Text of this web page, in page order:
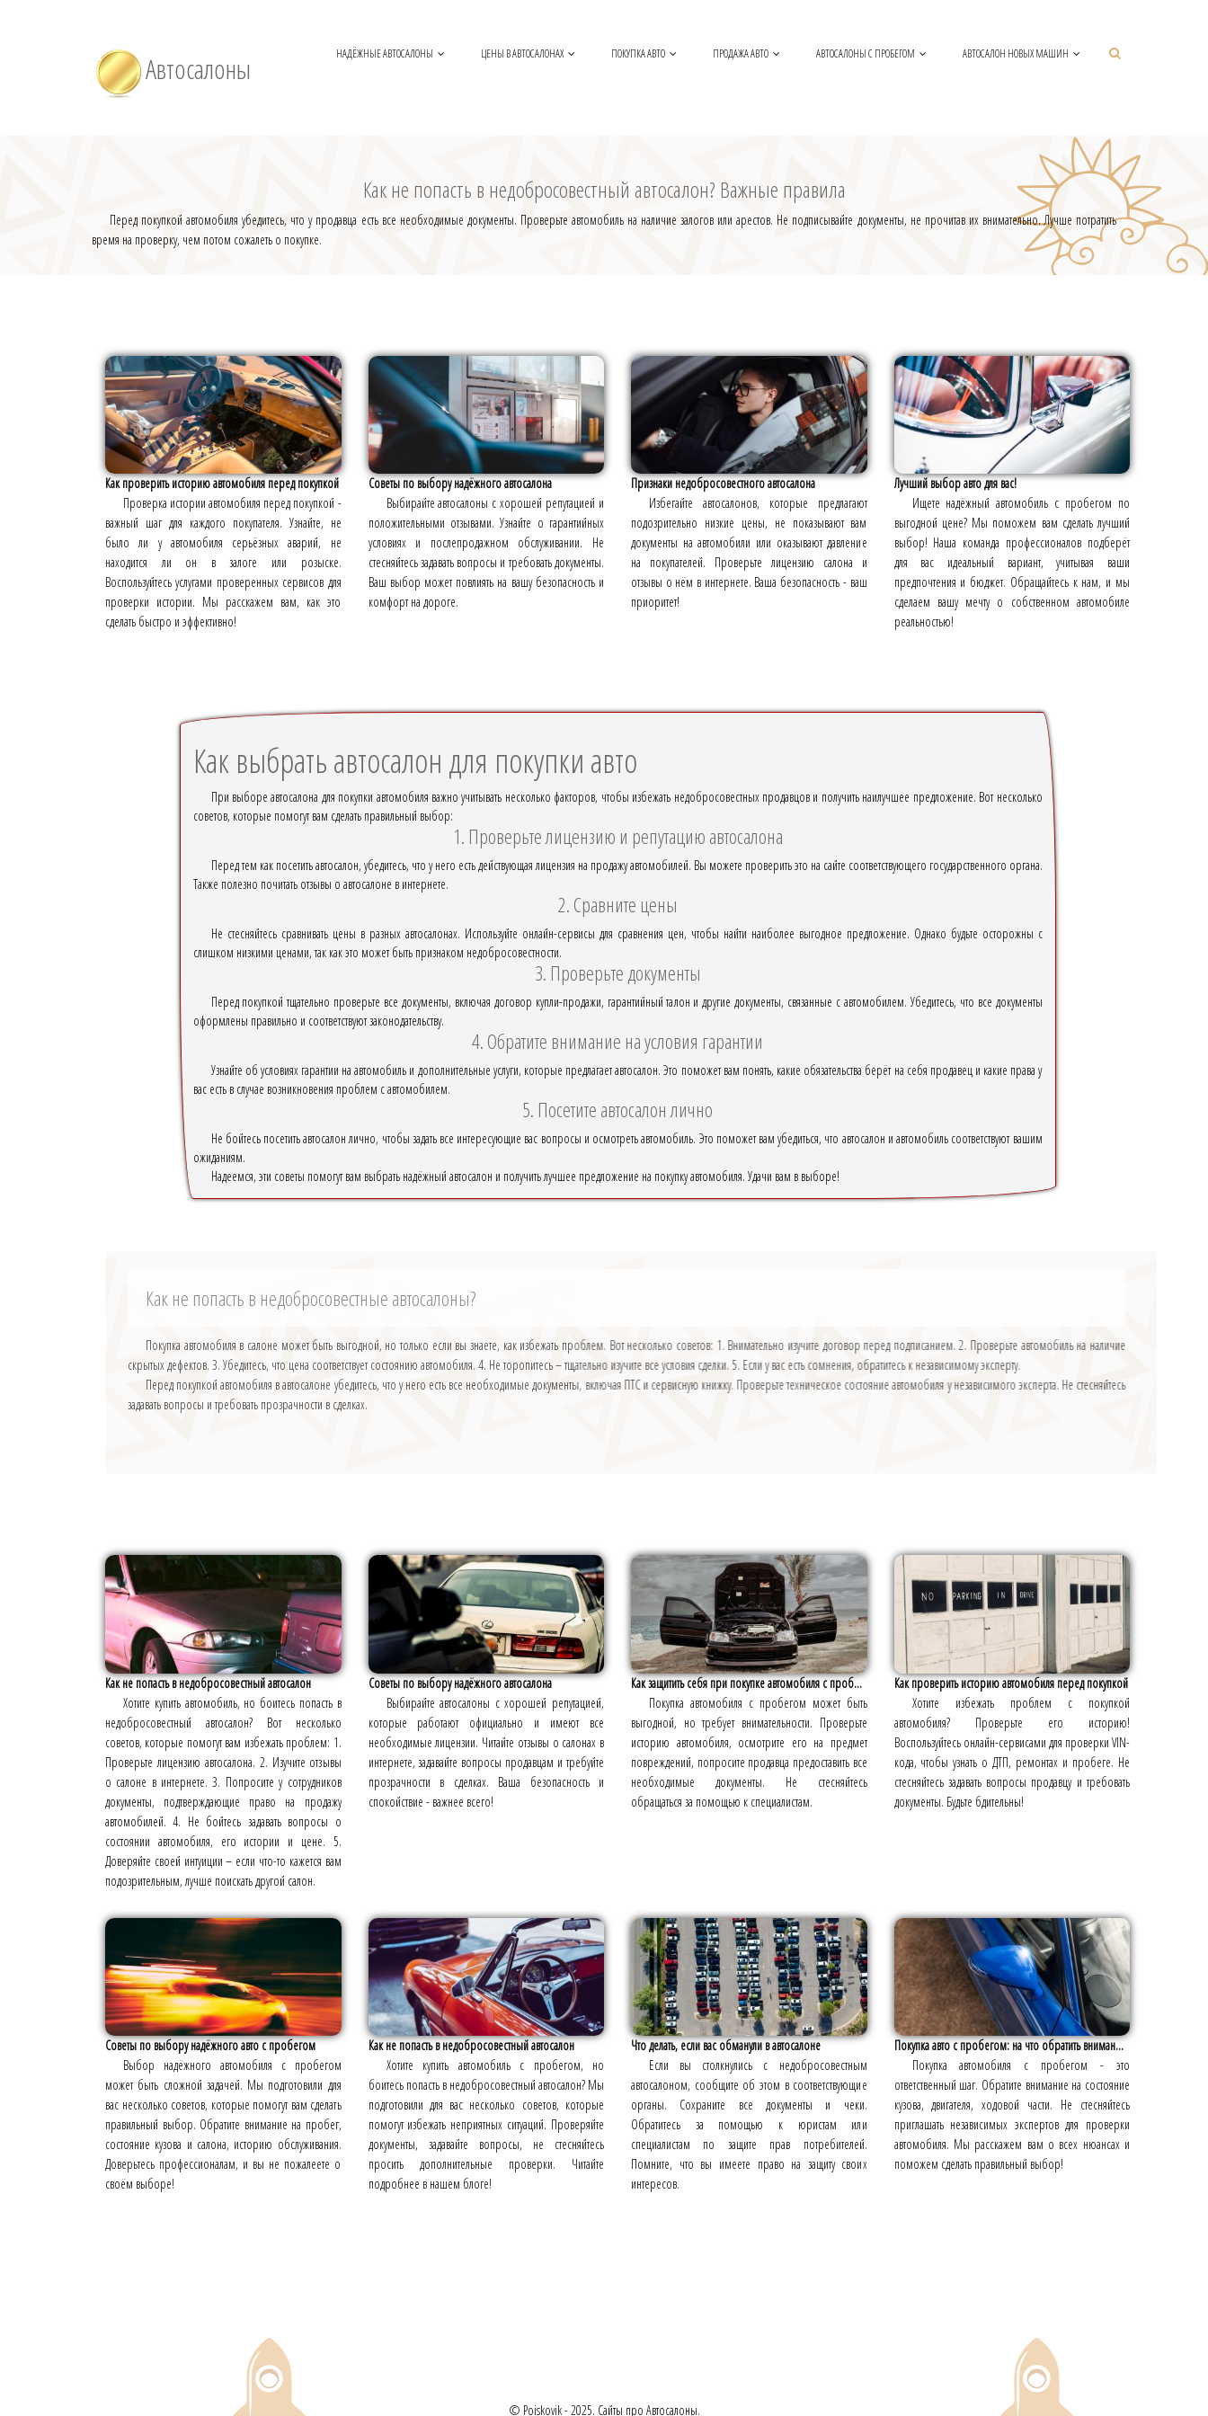
Автосалоны НАДЁЖНЫЕ АВТОСАЛОНЫ ЦЕНЫ В АВТОСАЛОНАХ ПОКУПКА АВТО ПРОДАЖА АВТО АВТОСАЛОНЫ С ПРОБЕГОМ АВТОСАЛОН НОВЫХ МАШИН
Как не попасть в недобросовестный автосалон? Важные правила
Перед покупкой автомобиля убедитесь, что у продавца есть все необходимые документы. Проверьте автомобиль на наличие залогов или арестов. Не подписывайте документы, не прочитав их внимательно. Лучше потратить
время на проверку, чем потом сожалеть о покупке.
Как проверить историю автомобиля перед покупкой
Проверка истории автомобиля перед покупкой -
важный шаг для каждого покупателя. Узнайте, не
было ли у автомобиля серьёзных аварий, не
находится ли он в залоге или розыске.
Воспользуйтесь услугами проверенных сервисов для
проверки истории. Мы расскажем вам, как это
сделать быстро и эффективно!
Советы по выбору надёжного автосалона
Выбирайте автосалоны с хорошей репутацией и
положительными отзывами. Узнайте о гарантийных
условиях и послепродажном обслуживании. Не
стесняйтесь задавать вопросы и требовать документы.
Ваш выбор может повлиять на вашу безопасность и
комфорт на дороге.
Признаки недобросовестного автосалона
Избегайте автосалонов, которые предлагают
подозрительно низкие цены, не показывают вам
документы на автомобили или оказывают давление
на покупателей. Проверьте лицензию салона и
отзывы о нём в интернете. Ваша безопасность - ваш
приоритет!
Лучший выбор авто для вас!
Ищете надёжный автомобиль с пробегом по
выгодной цене? Мы поможем вам сделать лучший
выбор! Наша команда профессионалов подберёт
для вас идеальный вариант, учитывая ваши
предпочтения и бюджет. Обращайтесь к нам, и мы
сделаем вашу мечту о собственном автомобиле
реальностью!
Как выбрать автосалон для покупки авто
При выборе автосалона для покупки автомобиля важно учитывать несколько факторов, чтобы избежать недобросовестных продавцов и получить наилучшее предложение. Вот несколько
советов, которые помогут вам сделать правильный выбор:
1. Проверьте лицензию и репутацию автосалона
Перед тем как посетить автосалон, убедитесь, что у него есть действующая лицензия на продажу автомобилей. Вы можете проверить это на сайте соответствующего государственного органа.
Также полезно почитать отзывы о автосалоне в интернете.
2. Сравните цены
Не стесняйтесь сравнивать цены в разных автосалонах. Используйте онлайн-сервисы для сравнения цен, чтобы найти наиболее выгодное предложение. Однако будьте осторожны с
слишком низкими ценами, так как это может быть признаком недобросовестности.
3. Проверьте документы
Перед покупкой тщательно проверьте все документы, включая договор купли-продажи, гарантийный талон и другие документы, связанные с автомобилем. Убедитесь, что все документы
оформлены правильно и соответствуют законодательству.
4. Обратите внимание на условия гарантии
Узнайте об условиях гарантии на автомобиль и дополнительные услуги, которые предлагает автосалон. Это поможет вам понять, какие обязательства берёт на себя продавец и какие права у
вас есть в случае возникновения проблем с автомобилем.
5. Посетите автосалон лично
Не бойтесь посетить автосалон лично, чтобы задать все интересующие вас вопросы и осмотреть автомобиль. Это поможет вам убедиться, что автосалон и автомобиль соответствуют вашим
ожиданиям.
Надеемся, эти советы помогут вам выбрать надёжный автосалон и получить лучшее предложение на покупку автомобиля. Удачи вам в выборе!
Как не попасть в недобросовестные автосалоны?
Покупка автомобиля в салоне может быть выгодной, но только если вы знаете, как избежать проблем. Вот несколько советов: 1. Внимательно изучите договор перед подписанием. 2. Проверьте автомобиль на наличие
скрытых дефектов. 3. Убедитесь, что цена соответствует состоянию автомобиля. 4. Не торопитесь – тщательно изучите все условия сделки. 5. Если у вас есть сомнения, обратитесь к независимому эксперту.
Перед покупкой автомобиля в автосалоне убедитесь, что у него есть все необходимые документы, включая ПТС и сервисную книжку. Проверьте техническое состояние автомобиля у независимого эксперта. Не стесняйтесь
задавать вопросы и требовать прозрачности в сделках.
Как не попасть в недобросовестный автосалон
Хотите купить автомобиль, но боитесь попасть в
недобросовестный автосалон? Вот несколько
советов, которые помогут вам избежать проблем: 1.
Проверьте лицензию автосалона. 2. Изучите отзывы
о салоне в интернете. 3. Попросите у сотрудников
документы, подтверждающие право на продажу
автомобилей. 4. Не бойтесь задавать вопросы о
состоянии автомобиля, его истории и цене. 5.
Доверяйте своей интуиции – если что-то кажется вам
подозрительным, лучше поискать другой салон.
Советы по выбору надёжного автосалона
Выбирайте автосалоны с хорошей репутацией,
которые работают официально и имеют все
необходимые лицензии. Читайте отзывы о салонах в
интернете, задавайте вопросы продавцам и требуйте
прозрачности в сделках. Ваша безопасность и
спокойствие - важнее всего!
Как защитить себя при покупке автомобиля с проб...
Покупка автомобиля с пробегом может быть
выгодной, но требует внимательности. Проверьте
историю автомобиля, осмотрите его на предмет
повреждений, попросите продавца предоставить все
необходимые документы. Не стесняйтесь
обращаться за помощью к специалистам.
Как проверить историю автомобиля перед покупкой
Хотите избежать проблем с покупкой
автомобиля? Проверьте его историю!
Воспользуйтесь онлайн-сервисами для проверки VIN-
кода, чтобы узнать о ДТП, ремонтах и пробеге. Не
стесняйтесь задавать вопросы продавцу и требовать
документы. Будьте бдительны!
Советы по выбору надёжного авто с пробегом
Выбор надёжного автомобиля с пробегом
может быть сложной задачей. Мы подготовили для
вас несколько советов, которые помогут вам сделать
правильный выбор. Обратите внимание на пробег,
состояние кузова и салона, историю обслуживания.
Доверьтесь профессионалам, и вы не пожалеете о
своём выборе!
Как не попасть в недобросовестный автосалон
Хотите купить автомобиль с пробегом, но
боитесь попасть в недобросовестный автосалон? Мы
подготовили для вас несколько советов, которые
помогут избежать неприятных ситуаций. Проверяйте
документы, задавайте вопросы, не стесняйтесь
просить дополнительные проверки. Читайте
подробнее в нашем блоге!
Что делать, если вас обманули в автосалоне
Если вы столкнулись с недобросовестным
автосалоном, сообщите об этом в соответствующие
органы. Сохраните все документы и чеки.
Обратитесь за помощью к юристам или
специалистам по защите прав потребителей.
Помните, что вы имеете право на защиту своих
интересов.
Покупка авто с пробегом: на что обратить вниман...
Покупка автомобиля с пробегом - это
ответственный шаг. Обратите внимание на состояние
кузова, двигателя, ходовой части. Не стесняйтесь
приглашать независимых экспертов для проверки
автомобиля. Мы расскажем вам о всех нюансах и
поможем сделать правильный выбор!
© Poiskovik - 2025. Сайты про Автосалоны.